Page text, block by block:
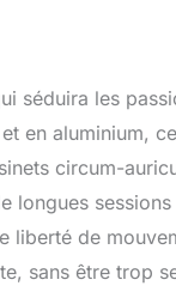
séduira les
en aluminium,
circum-
sessions
liberté de
sans être trop